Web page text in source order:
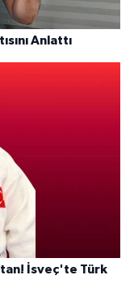
Anlattı
İsveç'te Türk